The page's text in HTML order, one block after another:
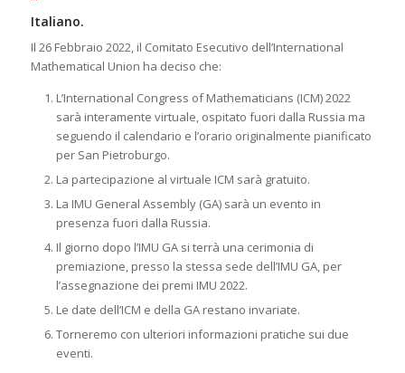
Italiano.
Il 26 Febbraio 2022, il Comitato Esecutivo dell’International
Mathematical Union ha deciso che:
L’International Congress of Mathematicians (ICM) 2022
sarà interamente virtuale, ospitato fuori dalla Russia ma
seguendo il calendario e l’orario originalmente pianificato
per San Pietroburgo.
La partecipazione al virtuale ICM sarà gratuito.
La IMU General Assembly (GA) sarà un evento in
presenza fuori dalla Russia.
Il giorno dopo l’IMU GA si terrà una cerimonia di
premiazione, presso la stessa sede dell’IMU GA, per
l’assegnazione dei premi IMU 2022.
Le date dell’ICM e della GA restano invariate.
Torneremo con ulteriori informazioni pratiche sui due
eventi.